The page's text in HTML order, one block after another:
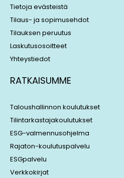
Tietoja evästeistä
Tilaus- ja sopimusehdot
Tilauksen peruutus
Laskutusosoitteet
Yhteystiedot
RATKAISUMME
Taloushallinnon koulutukset
Tilintarkastajakoulutukset
ESG-valmennusohjelma
Rajaton-koulutuspalvelu
ESGpalvelu
Verkkokirjat